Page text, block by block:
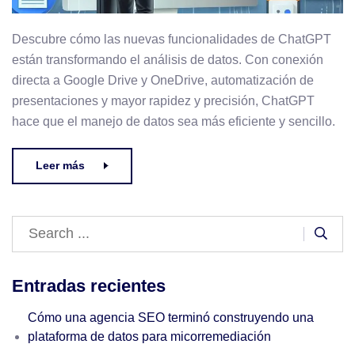
Descubre cómo las nuevas funcionalidades de ChatGPT
están transformando el análisis de datos. Con conexión
directa a Google Drive y OneDrive, automatización de
presentaciones y mayor rapidez y precisión, ChatGPT
hace que el manejo de datos sea más eficiente y sencillo.
Leer más
Entradas recientes
Cómo una agencia SEO terminó construyendo una
plataforma de datos para micorremediación